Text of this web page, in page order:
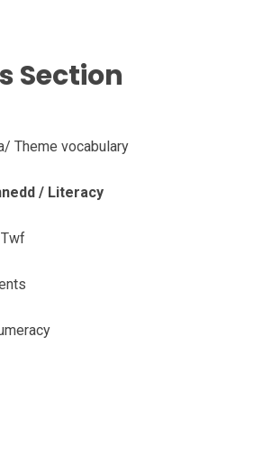
Section
Theme vocabulary
/ Literacy